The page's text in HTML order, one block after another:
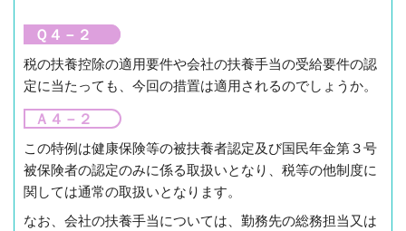
Ｑ４－２
税の扶養控除の適用要件や会社の扶養手当の受給要件の認
定に当たっても、今回の措置は適用されるのでしょうか。
Ａ４－２
この特例は健康保険等の被扶養者認定及び国民年金第３号
被保険者の認定のみに係る取扱いとなり、税等の他制度に
関しては通常の取扱いとなります。
なお、会社の扶養手当については、勤務先の総務担当又は